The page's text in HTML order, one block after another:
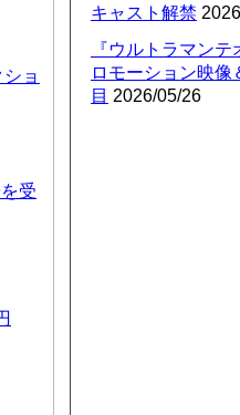
ョ
受
キャスト解禁
『ウルトラマン
ロモーション映像
目 2026/05/26